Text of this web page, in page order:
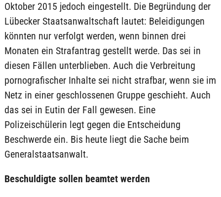
Oktober 2015 jedoch eingestellt. Die Begründung der
Lübecker Staatsanwaltschaft lautet: Beleidigungen
könnten nur verfolgt werden, wenn binnen drei
Monaten ein Strafantrag gestellt werde. Das sei in
diesen Fällen unterblieben. Auch die Verbreitung
pornografischer Inhalte sei nicht strafbar, wenn sie im
Netz in einer geschlossenen Gruppe geschieht. Auch
das sei in Eutin der Fall gewesen. Eine
Polizeischülerin legt gegen die Entscheidung
Beschwerde ein. Bis heute liegt die Sache beim
Generalstaatsanwalt.
Beschuldigte sollen beamtet werden